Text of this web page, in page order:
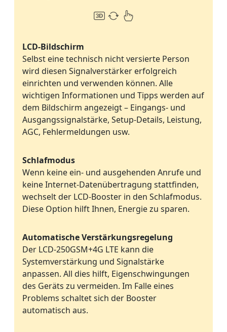
LCD-Bildschirm
Selbst eine technisch nicht versierte Person
wird diesen Signalverstärker erfolgreich
einrichten und verwenden können. Alle
wichtigen Informationen und Tipps werden auf
dem Bildschirm angezeigt – Eingangs- und
Ausgangssignalstärke, Setup-Details, Leistung,
AGC, Fehlermeldungen usw.
Schlafmodus
Wenn keine ein- und ausgehenden Anrufe und
keine Internet-Datenübertragung stattfinden,
wechselt der LCD-Booster in den Schlafmodus.
Diese Option hilft Ihnen, Energie zu sparen.
Automatische Verstärkungsregelung
Der LCD-250GSM+4G LTE kann die
Systemverstärkung und Signalstärke
anpassen. All dies hilft, Eigenschwingungen
des Geräts zu vermeiden. Im Falle eines
Problems schaltet sich der Booster
automatisch aus.